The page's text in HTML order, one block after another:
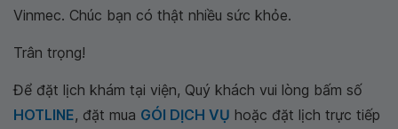
Vinmec. Chúc bạn có thật nhiều sức khỏe.
Trân trọng!
Để đặt lịch khám tại viện, Quý khách vui lòng bấm số
HOTLINE, đặt mua GÓI DỊCH VỤ hoặc đặt lịch trực tiếp